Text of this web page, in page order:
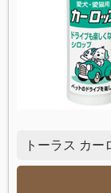
トーラス カ